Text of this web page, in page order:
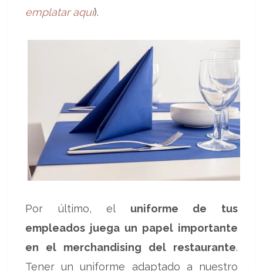
emplatar aquí).
Por último, el uniforme de tus
empleados juega un papel importante
en el merchandising del restaurante.
Tener un uniforme adaptado a nuestro